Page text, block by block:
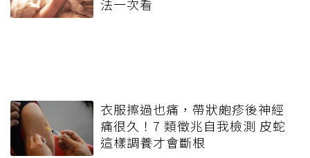
法一次看
衣服擦過也痛，帶狀皰疹後神經
痛很久！7 類徵兆自我檢測 皮蛇
這樣調養才會斷根